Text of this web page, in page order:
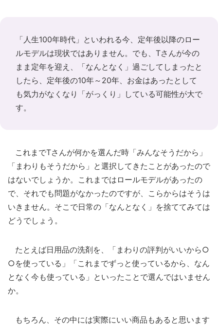
「人生100年時代」といわれる今、定年後以降のロー
ルモデルは現状ではありません。でも、Tさんが今の
まま定年を迎え、「なんとなく」過ごしてしまったと
したら、定年後の10年～20年、お金はあったとして
も気力がなくなり「がっくり」している可能性が大で
す。
これまでTさんが何かを選んだ時「みんなそうだから」
「まわりもそうだから」と選択してきたことがあったので
はないでしょうか。これまではロールモデルがあったの
で、それでも問題がなかったのですが、こらからはそうは
いきません。そこで日常の「なんとなく」を捨ててみては
どうでしょう。
たとえば日用品の洗剤を、「まわりの評判がいいから○
○を使っている」「これまでずっと使っているから、なん
となく今も使っている」といったことで選んではいません
か。
もちろん、その中には実際にいい商品もあると思います